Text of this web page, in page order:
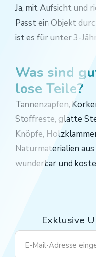
Ja, mit Aufsicht und
Passt ein Objekt
ist es für unter 3-
Was sind
lose Teile?
Tannenzapfen,
Stoffreste, glatte
Knöpfe,
Naturmaterialien
wunderbar und
Exklusive